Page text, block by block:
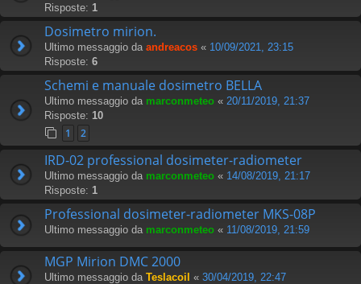
Risposte: 1
Dosimetro mirion.
Ultimo messaggio da andreacos « 10/09/2021, 23:15
Risposte: 6
Schemi e manuale dosimetro BELLA
Ultimo messaggio da marconmeteo « 20/11/2019, 21:37
Risposte: 10
1 2
IRD-02 professional dosimeter-radiometer
Ultimo messaggio da marconmeteo « 14/08/2019, 21:17
Risposte: 1
Professional dosimeter-radiometer MKS-08P
Ultimo messaggio da marconmeteo « 11/08/2019, 21:59
MGP Mirion DMC 2000
Ultimo messaggio da Teslacoil « 30/04/2019, 22:47